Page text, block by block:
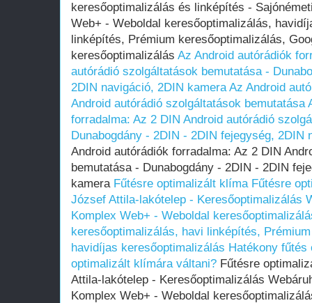
keresőoptimalizálás és linképítés -
Web+ - Weboldal keresőoptimalizálás,
linképítés, Prémium keresőoptimalizálás,
keresőoptimalizálás Az Android autórádiók
autórádió szolgáltatások bemutatása -
2DIN navigáció, 2DIN kamera Az Android
Android autórádió szolgáltatások bemutatása
forradalma: Az 2 DIN Android autórádió
Dunabogdány - 2DIN - 2DIN fejegység, 2DIN
Android autórádiók forradalma: Az 2 DIN
bemutatása - Dunabogdány - 2DIN - 2DIN
kamera Fűtésre optimalizált klíma Fűtésre
József Attila-lakótelep - Keresőoptimalizálás
Komplex Web+ - Weboldal
keresőoptimalizálás, havi linképítés,
havidíjas keresőoptimalizálás Hatékony fűtés
optimalizált klímára váltani? Fűtésre
Attila-lakótelep - Keresőoptimalizálás
Komplex Web+ - Weboldal